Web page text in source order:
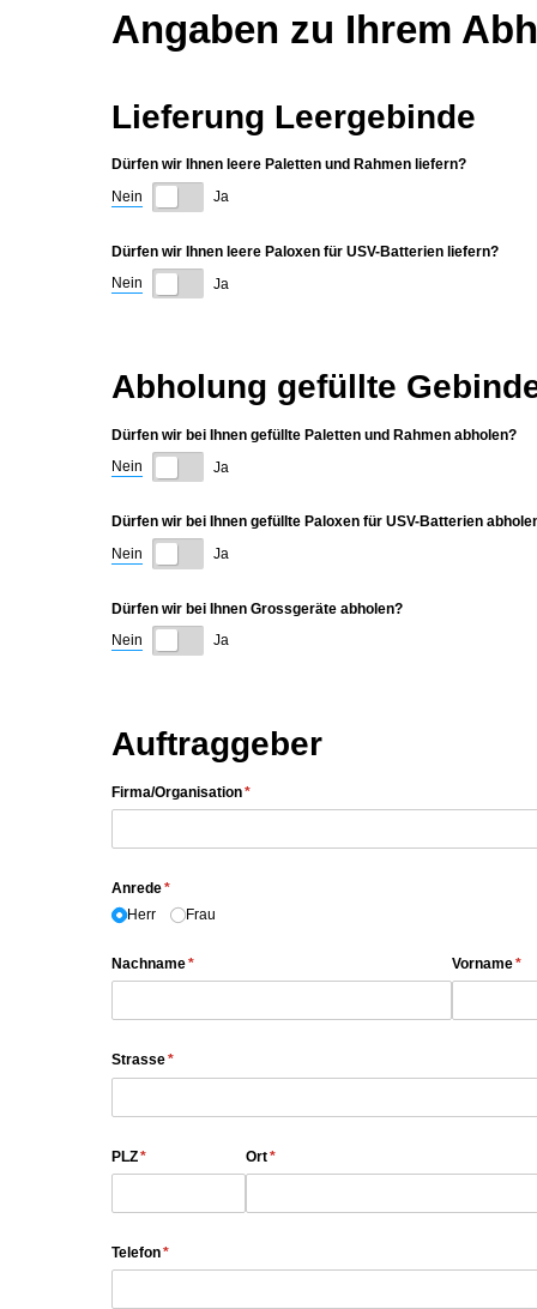
Angaben zu Ihrem
Lieferung Leergebinde
Dürfen wir Ihnen leere Paletten und Rahmen liefern?
Nein
Ja
Dürfen wir Ihnen leere Paloxen für USV-Batterien liefern?
Nein
Ja
Abholung gefüllte
Dürfen wir bei Ihnen gefüllte Paletten und Rahmen abholen?
Nein
Ja
Dürfen wir bei Ihnen gefüllte Paloxen für USV-Batterien
Nein
Ja
Dürfen wir bei Ihnen Grossgeräte abholen?
Nein
Ja
Auftraggeber
Firma/​Organisation*
(erforderlich)
Anrede*
(erforderlich)
Herr
Frau
Nachname*
(erforderlich) Vorname*
Strasse*
(erforderlich)
PLZ*
(erforderlich) Ort*
(erforderlich)
Telefon*
(erforderlich)